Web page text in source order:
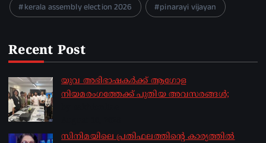
kerala assembly election 2026
pinarayi vijayan
Recent Post
യുവ അഭിഭാഷകർക്ക് ആഗോള
നിയമരംഗത്തേക്ക് പുതിയ അവസരങ്ങൾ;
സിനിമയിലെ പ്രതിഫലത്തിന്റെ കാര്യത്തില്‍